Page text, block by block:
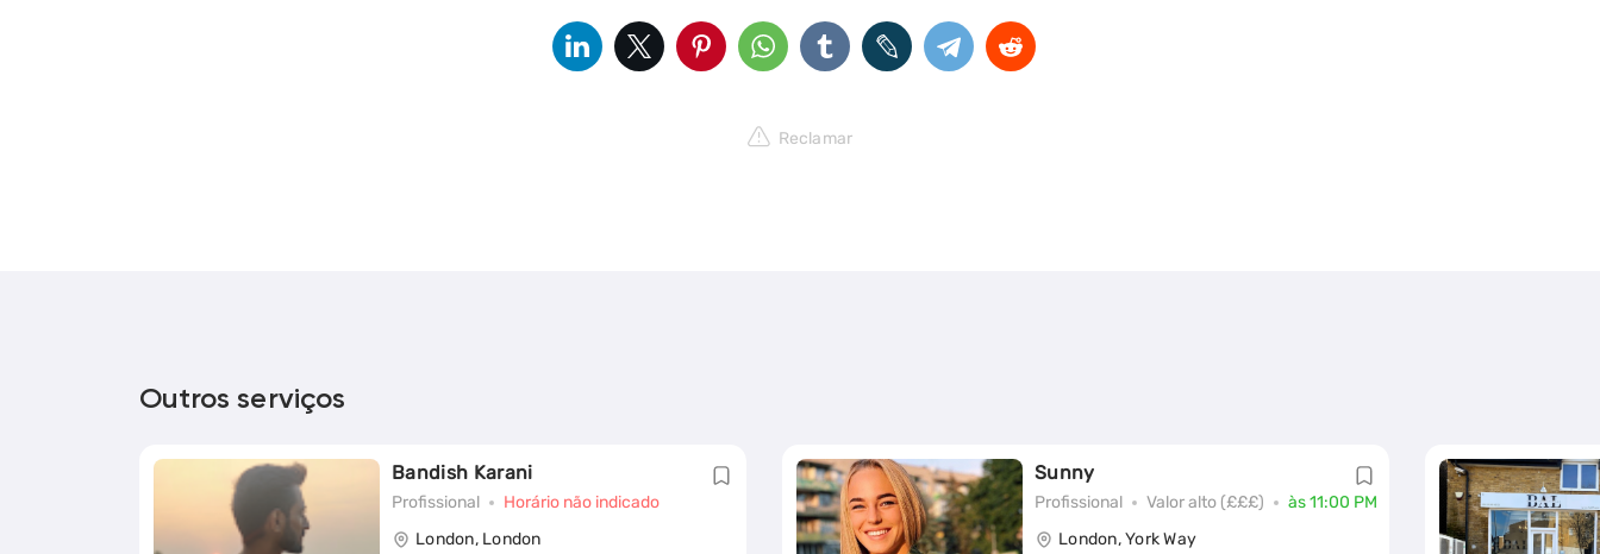
Reclamar
Outros serviços
Bandish Karani
Profissional
Horário não indicado
London, London
Sunny
Profissional Valor alto (£££)
às 11:00 PM
London, York Way